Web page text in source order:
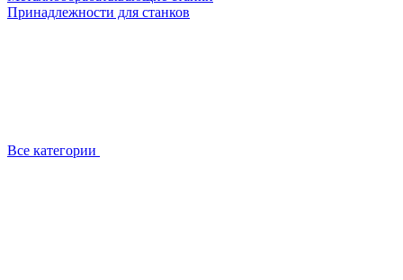
Принадлежности для станков
Все категории